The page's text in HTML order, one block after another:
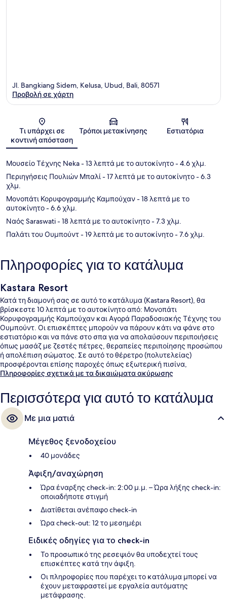
Χάρτης
Jl. Bangkiang Sidem, Kelusa, Ubud, Bali, 80571
Προβολή σε χάρτη
Τι υπάρχει σε
κοντινή απόσταση
Τρόποι μετακίνησης Εστιατόρια
Μουσείο Τέχνης Neka- 13 λεπτά με το αυτοκίνητο- 4.6 χλμ.
Περιηγήσεις Πουλιών Μπαλί- 17 λεπτά με το αυτοκίνητο- 6.3
χλμ.
Μονοπάτι Κορυφογραμμής Καμπούχαν- 18 λεπτά με το
αυτοκίνητο- 6.6 χλμ.
Ναός Saraswati- 18 λεπτά με το αυτοκίνητο- 7.3 χλμ.
Παλάτι του Ουμπούντ- 19 λεπτά με το αυτοκίνητο- 7.6 χλμ.
Πληροφορίες για το κατάλυμα
Kastara Resort
Κατά τη διαμονή σας σε αυτό το κατάλυμα (Kastara Resort), θα
βρίσκεστε 10 λεπτά με το αυτοκίνητο από: Μονοπάτι
Κορυφογραμμής Καμπούχαν και Αγορά Παραδοσιακής Τέχνης του
Ουμπούντ. Οι επισκέπτες μπορούν να πάρουν κάτι να φάνε στο
εστιατόριο και να πάνε στο σπα για να απολαύσουν περιποιήσεις
όπως μασάζ με ζεστές πέτρες, θεραπείες περιποίησης προσώπου
ή απολέπιση σώματος. Σε αυτό το θέρετρο (πολυτελείας)
προσφέρονται επίσης παροχές όπως εξωτερική πισίνα,
μπαρ/lounge, και γυμναστήριο. Άλλοι ταξιδιώτες λατρεύουν το
Πληροφορίες σχετικά με τα δικαιώματα ακύρωσης
Περισσότερα για αυτό το κατάλυμα
Με μια ματιά
Μέγεθος ξενοδοχείου
40 μονάδες
Άφιξη/αναχώρηση
Ώρα έναρξης check-in: 2:00 μ.μ. – Ώρα λήξης check-in:
οποιαδήποτε στιγμή
Διατίθεται ανέπαφο check-in
Ώρα check-out: 12 το μεσημέρι
Ειδικές οδηγίες για το check-in
Το προσωπικό της ρεσεψιόν θα υποδεχτεί τους
επισκέπτες κατά την άφιξη.
Οι πληροφορίες που παρέχει το κατάλυμα μπορεί να
έχουν μεταφραστεί με εργαλεία αυτόματης
μετάφρασης.